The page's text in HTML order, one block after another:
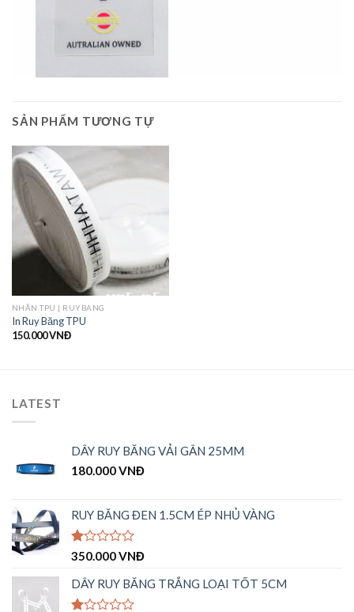
SẢN PHẨM TƯƠNG TỰ
NHÃN TPU | RUYBANG
In Ruy Băng TPU
150.000VNĐ
LATEST
DÂY RUY BĂNG VẢI GÂN 25MM
180.000VNĐ
RUY BĂNG ĐEN 1.5CM ÉP NHỦ VÀNG
Được
hạng
1.00
5
350.000VNĐ
DÂY RUY BĂNG TRẮNG LOẠI TỐT 5CM